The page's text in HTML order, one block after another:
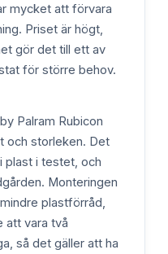
mycket att förvara
Priset är högt,
gör det till ett av
för större behov.
Palram Rubicon
och storleken. Det
plast i testet, och
Monteringen
plastförråd,
att vara två
så det gäller att ha